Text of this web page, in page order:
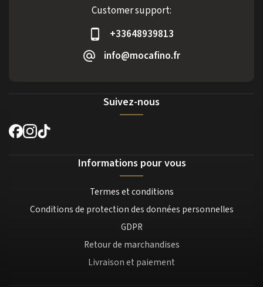
Customer support:
+33648939813
info@mocafino.fr
Suivez-nous
Informations pour vous
Termes et conditions
Conditions de protection des données personnelles
GDPR
Retour de marchandises
Livraison et paiement